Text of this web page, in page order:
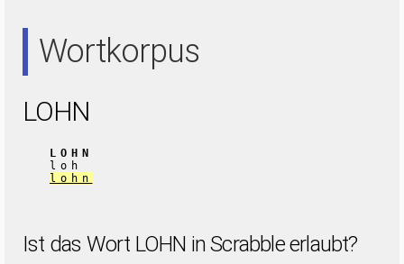
Wortkorpus
LOHN
LOHN
loh
lohn
Ist das Wort LOHN in Scrabble erlaubt?